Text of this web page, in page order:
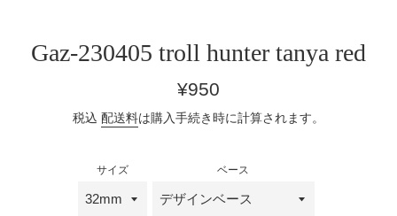
Gaz-230405 troll hunter tanya red
通
価
¥950
税込 配送料は購入手続き時に計算されます。
サイズ ベース